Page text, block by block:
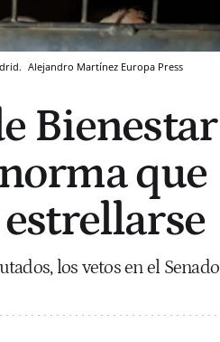
Alejandro Martínez Europa Press
Bienestar
que
los vetos en el Senado